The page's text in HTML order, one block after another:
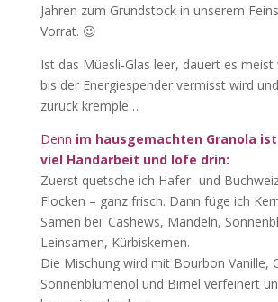
Jahren zum Grundstock in unserem
Vorrat. 😉
Ist das Müesli-Glas leer, dauert es meist
bis der Energiespender vermisst wird
zurück kremple…
Denn im hausgemachten Granola
viel Handarbeit und lofe drin:
Zuerst quetsche ich Hafer- und
Flocken – ganz frisch. Dann füge ich
Samen bei: Cashews, Mandeln,
Leinsamen, Kürbiskernen.
Die Mischung wird mit Bourbon Vanille,
Sonnenblumenöl und Birnel verfeinert